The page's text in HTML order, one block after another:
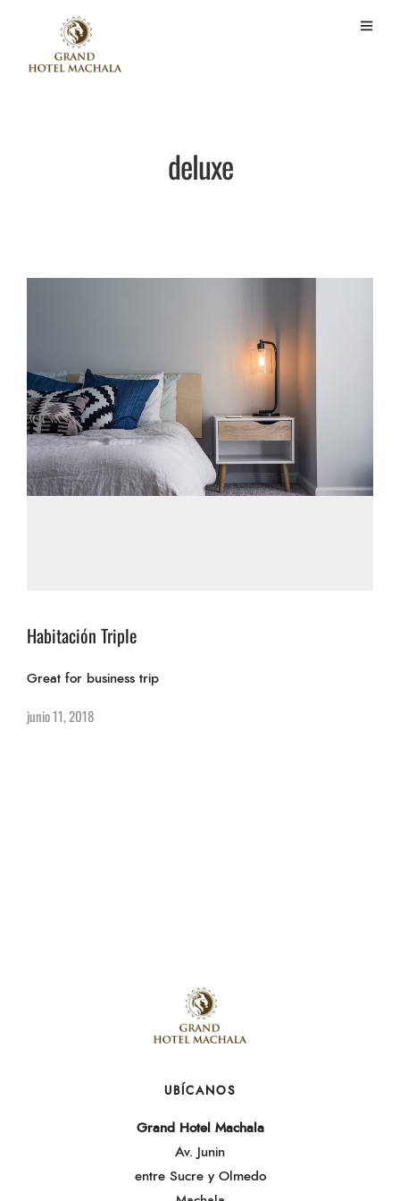
deluxe
Habitación Triple
Great for business trip
junio 11, 2018
UBÍCANOS
Grand Hotel Machala
Av. Junin
entre Sucre y Olmedo